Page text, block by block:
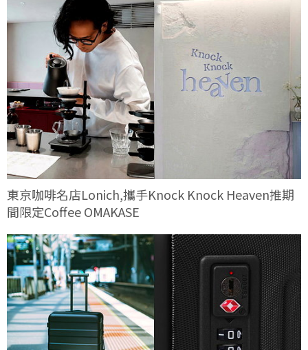
東京咖啡名店Lonich,攜手Knock Knock Heaven推期
間限定Coffee OMAKASE